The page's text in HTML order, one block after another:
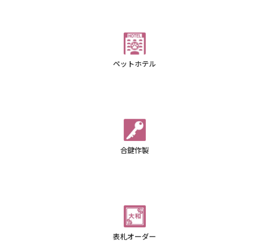
ペットホテル
合鍵作製
表札オーダー